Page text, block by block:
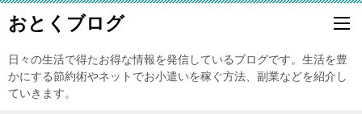
おとくブログ
日々の生活で得たお得な情報を発信しているブログです。生活を豊
かにする節約術やネットでお小遣いを稼ぐ方法、副業などを紹介し
ていきます。